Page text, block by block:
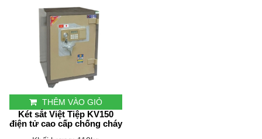
THÊM VÀO GIỎ
Két sắt Việt Tiệp KV150
điện tử cao cấp chống cháy